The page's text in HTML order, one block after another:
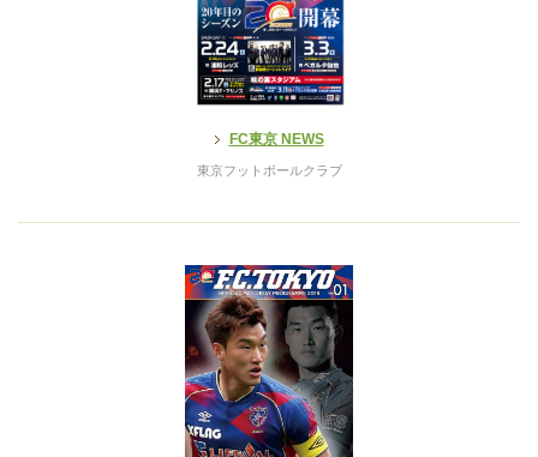
FC東京 NEWS
東京フットボールクラブ